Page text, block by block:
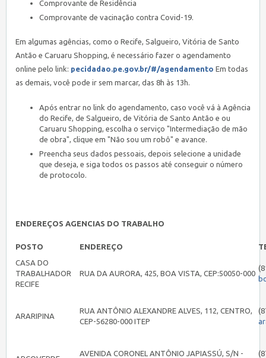
Comprovante de Residência
Comprovante de vacinação contra Covid-19.
Em algumas agências, como o Recife, Salgueiro, Vitória de Santo
Antão e Caruaru Shopping, é necessário fazer o agendamento
online pelo link: pecidadao.pe.gov.br/#/agendamento Em todas
as demais, você pode ir sem marcar, das 8h às 13h.
Após entrar no link do agendamento, caso você vá à Agência
do Recife, de Salgueiro, de Vitória de Santo Antão e ou
Caruaru Shopping, escolha o serviço "Intermediação de mão
de obra", clique em "Não sou um robô" e avance.
Preencha seus dados pessoais, depois selecione a unidade
que deseja, e siga todos os passos até conseguir o número
de protocolo.
ENDEREÇOS AGENCIAS DO TRABALHO
POSTO ENDEREÇO
CASA DO
TRABALHADOR
RECIFE
RUA DA AURORA, 425, BOA VISTA, CEP:50050-000
ARARIPINA
RUA ANTÔNIO ALEXANDRE ALVES, 112, CENTRO,
CEP-56280-000 ITEP
AVENIDA CORONEL ANTÔNIO JAPIASSÚ, S/N -